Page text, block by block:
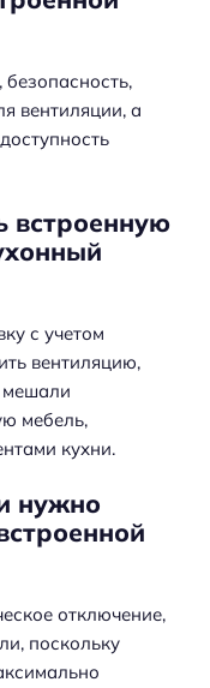
безопасность,
вентиляции, а
встроенную
с учетом
вентиляцию,
мешали
мебель,
кухни.
нужно
отключение,
поскольку